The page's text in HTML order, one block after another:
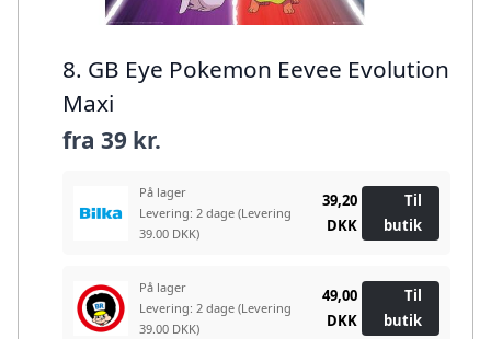
8. GB Eye Pokemon Eevee Evolution
Maxi
fra 39 kr.
På lager
Levering: 2 dage (Levering
39.00 DKK)
39,20
DKK
Til
butik
På lager
Levering: 2 dage (Levering
39.00 DKK)
49,00
DKK
Til
butik